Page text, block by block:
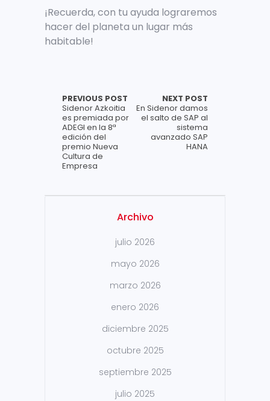
¡Recuerda, con tu ayuda lograremos
hacer del planeta un lugar más
habitable!
PREVIOUS POST
Sidenor Azkoitia
es premiada por
ADEGI en la 8ª
edición del
premio Nueva
Cultura de
Empresa
NEXT POST
En Sidenor damos
el salto de SAP al
sistema
avanzado SAP
HANA
Archivo
julio 2026
mayo 2026
marzo 2026
enero 2026
diciembre 2025
octubre 2025
septiembre 2025
julio 2025